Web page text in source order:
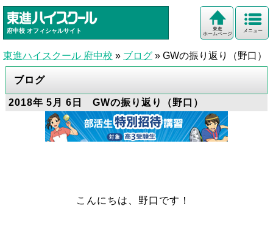
府中校 オフィシャルサイト メニュー
東進
ホームページ
東進ハイスクール 府中校 » ブログ » GWの振り返り（野口）
ブログ
2018年 5月 6日 GWの振り返り（野口）
こんにちは、野口です！